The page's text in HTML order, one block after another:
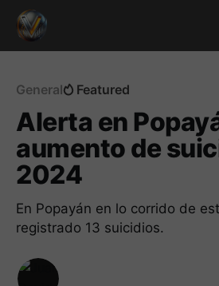
General Featured
Alerta en
aumento de
2024
En Popayán en lo corrido de
registrado 13 suicidios.